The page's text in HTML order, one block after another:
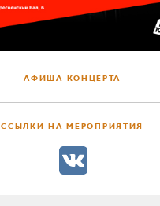
АФИША КОНЦЕРТА
ССЫЛКИ НА МЕРОПРИЯТИЯ